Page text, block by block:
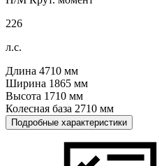
226
л.с.
Длина 4710 мм
Ширина 1865 мм
Высота 1710 мм
Колесная база 2710 мм
Подробные характеристики